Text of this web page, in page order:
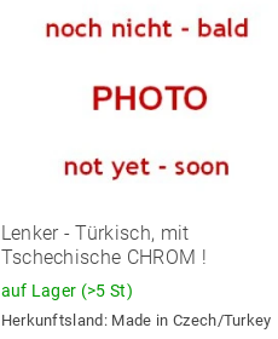
Lenker - Türkisch, mit
Tschechische CHROM !
auf Lager (>5 St)
Herkunftsland: Made in Czech/Turkey